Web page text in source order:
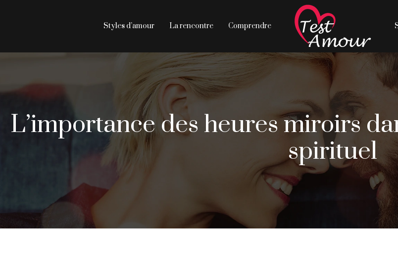
Comprendre
La rencontre
Styles d’amour
L’importance des heures miroirs
spirituel